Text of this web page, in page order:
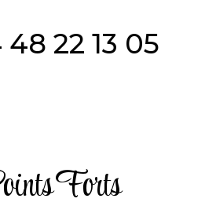
22 13 05
Forts